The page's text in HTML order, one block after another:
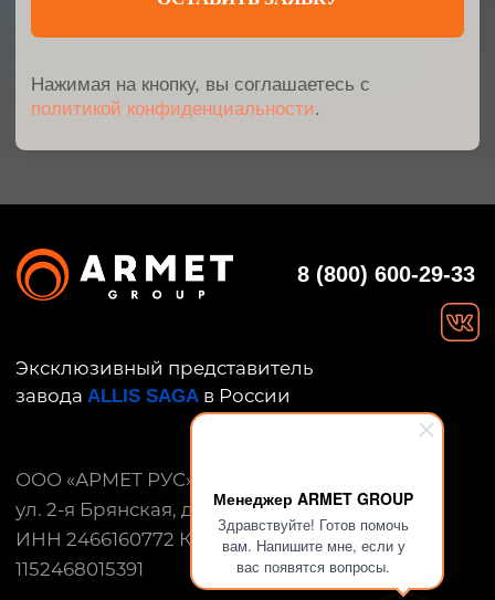
Менеджер ARMET GROUP
Здравствуйте! Готов помочь
вам. Напишите мне, если у
вас появятся вопросы.